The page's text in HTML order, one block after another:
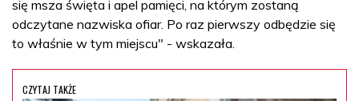
się msza święta i apel pamięci, na którym zostaną
odczytane nazwiska ofiar. Po raz pierwszy odbędzie się
to właśnie w tym miejscu" - wskazała.
CZYTAJ TAKŻE